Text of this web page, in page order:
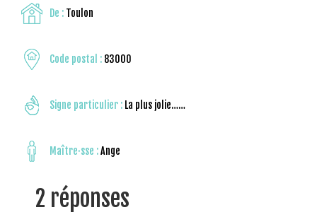
De : Toulon
Code postal : 83000
Signe particulier : La plus jolie……
Maître·sse :Ange
2 réponses